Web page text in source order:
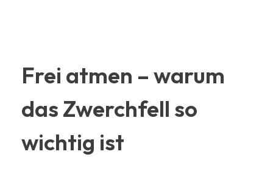
Frei atmen – warum
das Zwerchfell so
wichtig ist